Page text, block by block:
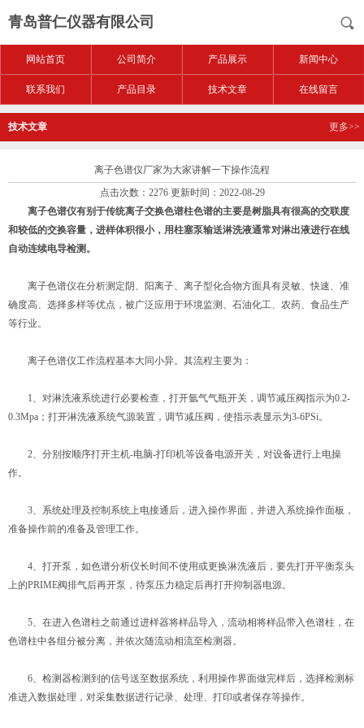
青岛普仁仪器有限公司
网站首页 公司简介 产品展示 新闻中心
联系我们 产品目录 技术文章 在线留言
技术文章 更多>>
离子色谱仪厂家为大家讲解一下操作流程
点击次数：2276 更新时间：2022-08-29
离子色谱仪有别于传统离子交换色谱柱色谱的主要是树脂具有很高的交联度
和较低的交换容量，进样体积很小，用柱塞泵输送淋洗液通常对淋出液进行在线
自动连续电导检测。
离子色谱仪在分析测定阴、阳离子、离子型化合物方面具有灵敏、快速、准
确度高、选择多样等优点，被广泛应用于环境监测、石油化工、农药、食品生产
等行业。
离子色谱仪工作流程基本大同小异。其流程主要为：
1、对淋洗液系统进行必要检查，打开氩气气瓶开关，调节减压阀指示为0.2-
0.3Mpa；打开淋洗液系统气源装置，调节减压阀，使指示表显示为3-6PSi。
2、分别按顺序打开主机-电脑-打印机等设备电源开关，对设备进行上电操
作。
3、系统处理及控制系统上电接通后，进入操作界面，并进入系统操作面板，
准备操作前的准备及管理工作。
4、打开泵，如色谱分析仪长时间不使用或更换淋洗液后，要先打开平衡泵头
上的PRIME阀排气后再开泵，待泵压力稳定后再打开抑制器电源。
5、在进入色谱柱之前通过进样器将样品导入，流动相将样品带入色谱柱，在
色谱柱中各组分被分离，并依次随流动相流至检测器。
6、检测器检测到的信号送至数据系统，利用操作界面做完样后，选择检测标
准进入数据处理，对采集数据进行记录、处理、打印或者保存等操作。